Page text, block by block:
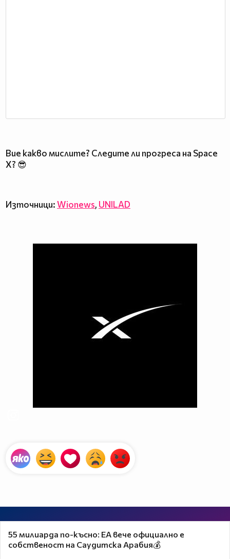
Вие какво мислите? Следите ли прогреса на Space
X? 😎
Източници:Wionews, UNILAD
55 милиарда по-късно: EA вече официално е
собственост на Саудитска Арабия💰